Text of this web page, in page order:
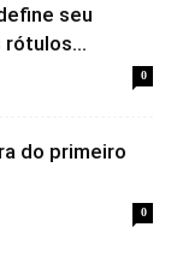
seu
rótulos...
0
do primeiro
0